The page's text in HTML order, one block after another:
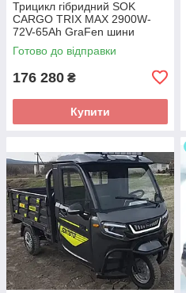
Трицикл гібридний SOK
CARGO TRIX MAX 2900W-
72V-65Ah GraFen шини
12"/12"
Готово до відправки
176 280 ₴
Купити